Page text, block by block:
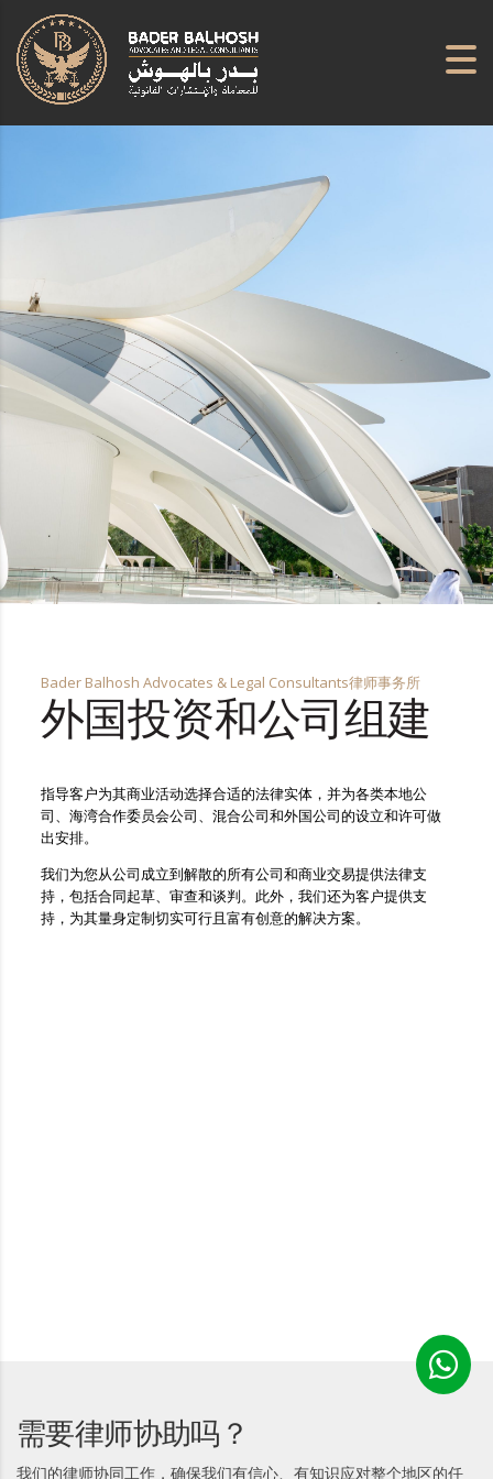
Bader Balhosh Advocates & Legal Consultants律师事务所
外国投资和公司组建
指导客户为其商业活动选择合适的法律实体，并为各类本地公
司、海湾合作委员会公司、混合公司和外国公司的设立和许可做
出安排。
我们为您从公司成立到解散的所有公司和商业交易提供法律支
持，包括合同起草、审查和谈判。此外，我们还为客户提供支
持，为其量身定制切实可行且富有创意的解决方案。
需要律师协助吗？
我们的律师协同工作，确保我们有信心、有知识应对整个地区的任